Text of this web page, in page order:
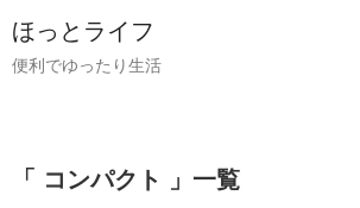
ほっとライフ
便利でゆったり生活
「 コンパクト 」一覧